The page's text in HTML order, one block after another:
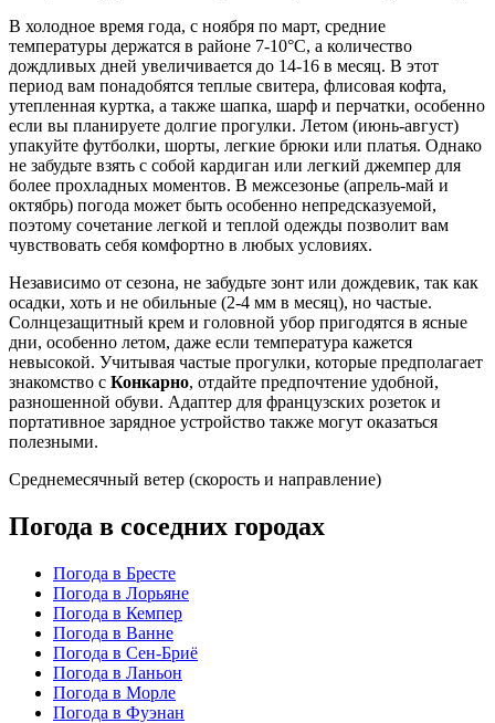
В холодное время года, с ноября по март, средние
температуры держатся в районе 7-10°C, а количество
дождливых дней увеличивается до 14-16 в месяц. В этот
период вам понадобятся теплые свитера, флисовая кофта,
утепленная куртка, а также шапка, шарф и перчатки, особенно
если вы планируете долгие прогулки. Летом (июнь-август)
упакуйте футболки, шорты, легкие брюки или платья. Однако
не забудьте взять с собой кардиган или легкий джемпер для
более прохладных моментов. В межсезонье (апрель-май и
октябрь) погода может быть особенно непредсказуемой,
поэтому сочетание легкой и теплой одежды позволит вам
чувствовать себя комфортно в любых условиях.
Независимо от сезона, не забудьте зонт или дождевик, так как
осадки, хоть и не обильные (2-4 мм в месяц), но частые.
Солнцезащитный крем и головной убор пригодятся в ясные
дни, особенно летом, даже если температура кажется
невысокой. Учитывая частые прогулки, которые предполагает
знакомство с Конкарно, отдайте предпочтение удобной,
разношенной обуви. Адаптер для французских розеток и
портативное зарядное устройство также могут оказаться
полезными.
Среднемесячный ветер (скорость и направление)
Погода в соседних городах
Погода в Бресте
Погода в Лорьяне
Погода в Кемпер
Погода в Ванне
Погода в Сен-Бриё
Погода в Ланьон
Погода в Морле
Погода в Фуэнан